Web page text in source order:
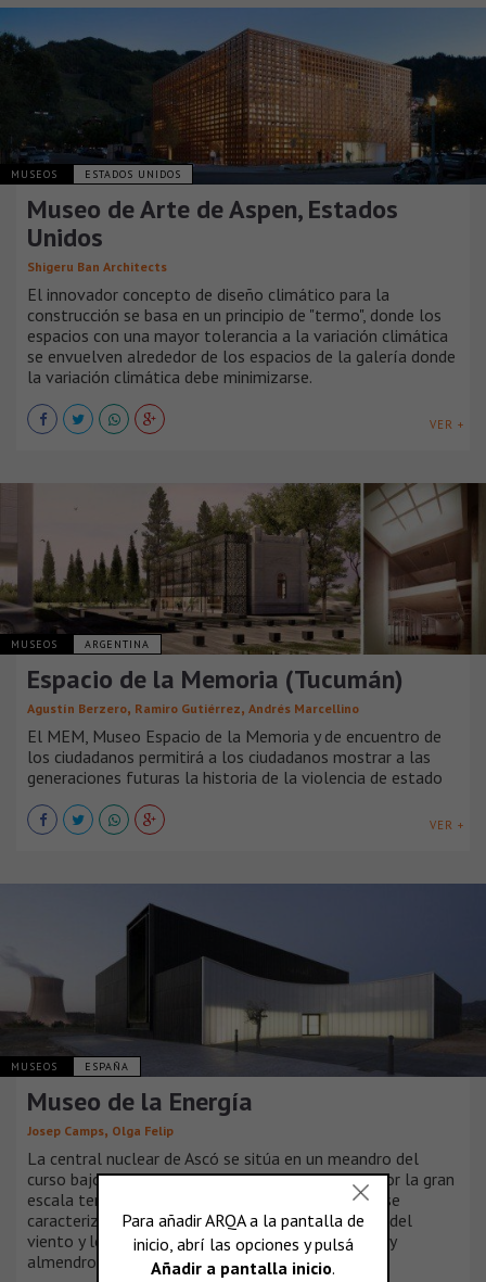
MUSEOS ESTADOS UNIDOS
Museo de Arte de Aspen, Estados
Unidos
Shigeru Ban Architects
El innovador concepto de diseño climático para la
construcción se basa en un principio de "termo", donde los
espacios con una mayor tolerancia a la variación climática
se envuelven alrededor de los espacios de la galería donde
la variación climática debe minimizarse.
VER +
MUSEOS ARGENTINA
Espacio de la Memoria (Tucumán)
Agustín Berzero, Ramiro Gutiérrez, Andrés Marcellino
El MEM, Museo Espacio de la Memoria y de encuentro de
los ciudadanos permitirá a los ciudadanos mostrar a las
generaciones futuras la historia de la violencia de estado
VER +
MUSEOS ESPAÑA
Museo de la Energía
Josep Camps, Olga Felip
La central nuclear de Ascó se sitúa en un meandro del
curso bajo del río Ebro. El paisaje está marcado por la gran
escala territorial del río, y aunque un tanto árido se
caracteriza por su topografía, la fuerte presencia del
viento y los cultivos, terrazas de secano, olivares y
almendros, entre otros.